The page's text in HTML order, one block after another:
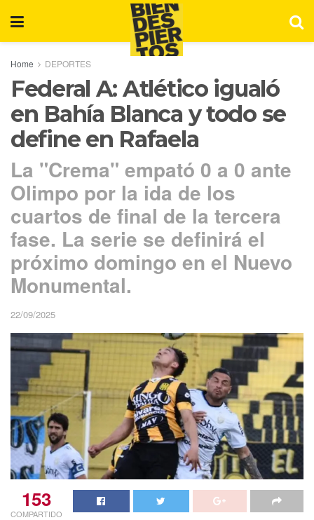
Home DEPORTES
Federal A: Atlético igualó
en Bahía Blanca y todo se
define en Rafaela
La "Crema" empató 0 a 0 ante
Olimpo por la ida de los
cuartos de final de la tercera
fase. La serie se definirá el
próximo domingo en el Nuevo
Monumental.
22/09/2025
153
COMPARTIDO